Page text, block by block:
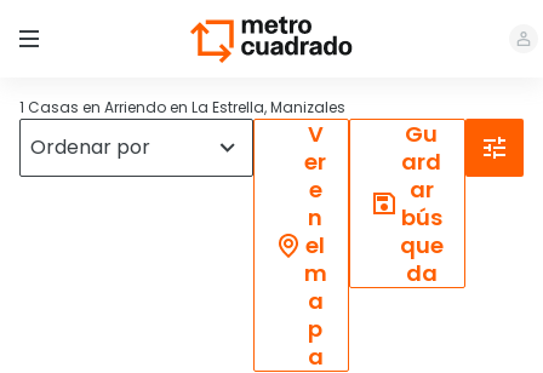
1 Casas en Arriendo en La Estrella, Manizales
V
er
e
n
el
m
a
p
a
Gu
ard
ar
bús
que
da